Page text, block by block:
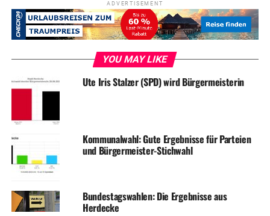
ADVERTISEMENT
YOU MAY LIKE
Ute Iris Stalzer (SPD) wird Bürgermeisterin
Kommunalwahl: Gute Ergebnisse für Parteien
und Bürgermeister-Stichwahl
Bundestagswahlen: Die Ergebnisse aus
Herdecke